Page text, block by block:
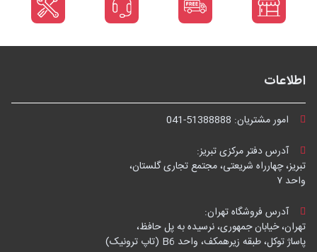
اطلاعات
امور مشتریان: 041-51388888
آدرس دفتر مرکزی تبریز:
تبریز، چهارراه شریعتی، مجتمع تجاری گلستان،
واحد ۷
آدرس فروشگاه تهران:
تهران، خیابان جمهوری، نرسیده به پل حافظ،
پاساژ توکل، طبقه زیرهمکف، واحد B6 (تاپ ترونیک)